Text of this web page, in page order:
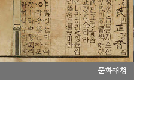
문화재청